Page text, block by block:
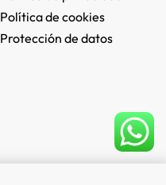
Política de cookies
Protección de datos